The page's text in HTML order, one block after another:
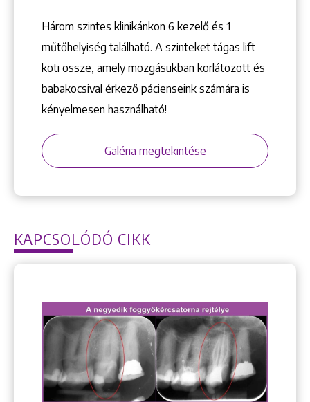
Három szintes klinikánkon 6 kezelő ­és 1
műtőhelyiség található. A szinteket tágas lift
köti össze, amely mozgásukban korlátozott és
babakocsival érkező pácienseink számára is
kényelmesen használható!
Galéria megtekintése
KAPCSOLÓDÓ CIKK